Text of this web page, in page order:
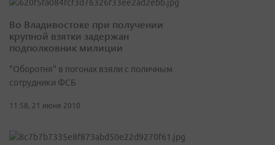
Во Владивостоке при получении
крупной взятки задержан
подполковник милиции
"Оборотня" в погонах взяли с поличным
сотрудники ФСБ
11:58, 21 июня 2010